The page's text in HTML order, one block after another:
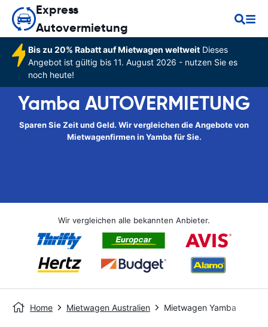
Express
Autovermietung
Bis zu 20% Rabatt auf Mietwagen weltweitDieses
Angebot ist gültig bis 11. August 2026 - nutzen Sie es
noch heute!
Yamba AUTOVERMIETUNG
Sparen Sie Zeit und Geld. Wir vergleichen die Angebote von
Mietwagenfirmen in Yamba für Sie.
Wir vergleichen alle bekannten Anbieter.
Home Mietwagen Australien Mietwagen Yamba